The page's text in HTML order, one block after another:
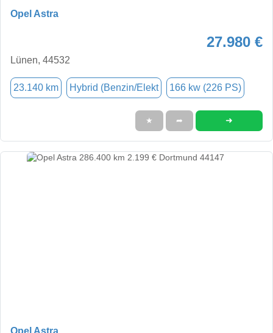
Opel Astra
27.980 €
Lünen, 44532
23.140 km Hybrid (Benzin/Elekt 166 kw (226 PS)
★ ➦ ➜
Opel Astra